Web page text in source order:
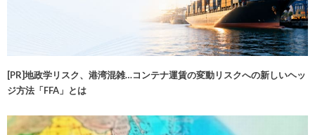
[PR]地政学リスク、港湾混雑…コンテナ運賃の変動リスクへの新しいヘッ
ジ方法「FFA」とは